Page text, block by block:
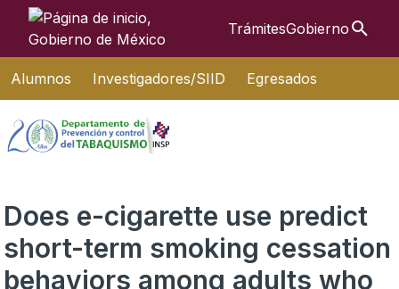
Interruptor de Navegación
TrámitesGobierno
Alumnos Investigadores/SIID Egresados
Does e-cigarette use predict
short-term smoking cessation
behaviors among adults who